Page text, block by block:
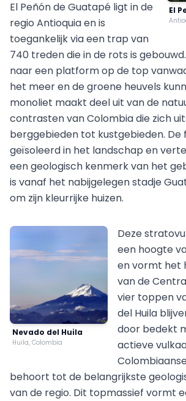
El
El Peñón de Guatapé ligt in de
regio Antioquia en is
toegankelijk via een trap van
740 treden die in de rots is
naar een platform op de top
het meer en de groene heuvels
monoliet maakt deel uit van de
contrasten van Colombia die zich
berggebieden tot kustgebieden.
geïsoleerd in het landschap en
een geologisch kenmerk van het
is vanaf het nabijgelegen stadje
om zijn kleurrijke huizen.
Nevado del Huila
Huila, Colombia
Deze
een hoogte
en vormt het
van de
vier toppen
del Huila
door bedekt
actieve
behoort tot de belangrijkste
van de regio. Dit topmassief vormt